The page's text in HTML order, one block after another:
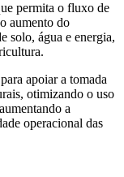
permita o fluxo de
aumento do
solo, água e energia,
apoiar a tomada
otimizando o uso
a
operacional das